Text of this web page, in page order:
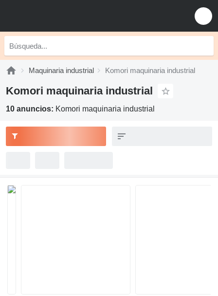
Maquinaria industrial Komori maquinaria industrial
Komori maquinaria industrial
10 anuncios: Komori maquinaria industrial